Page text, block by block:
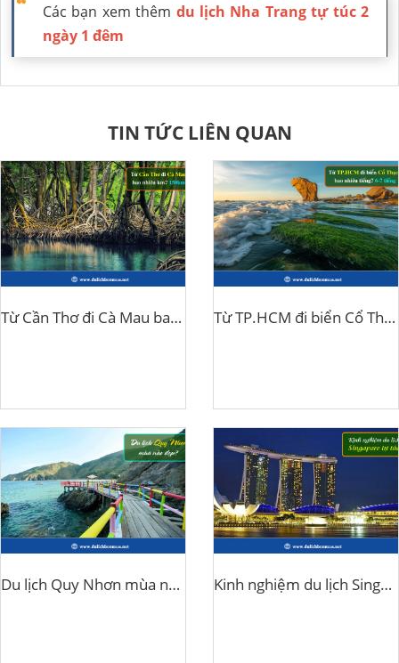
Các bạn xem thêm du lịch Nha Trang tự túc 2
ngày 1 đêm
TIN TỨC LIÊN QUAN
Từ Cần Thơ đi Cà Mau bao nhiêu km? Từ TP.HCM đi biển Cổ Thạch bao nhiêu tiếng?
Du lịch Quy Nhơn mùa nào đẹp? Kinh nghiệm du lịch Singapore tự túc